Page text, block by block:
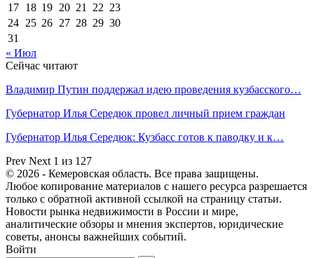
17 18 19 20 21 22 23
24 25 26 27 28 29 30
31
« Июл
Сейчас читают
Владимир Путин поддержал идею проведения кузбасского…
Губернатор Илья Середюк провел личный прием граждан
Губернатор Илья Середюк: Кузбасс готов к паводку и к…
Prev Next 1 из 127
© 2026 - Кемеровская область. Все права защищены.
Любое копирование материалов с нашего ресурса разрешается
только с обратной активной ссылкой на страницу статьи.
Новости рынка недвижимости в России и мире,
аналитические обзоры и мнения экспертов, юридические
советы, анонсы важнейших событий.
Войти